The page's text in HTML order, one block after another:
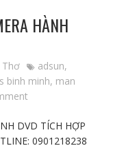
HÀNH
Thơ adsun,
binh minh, man
DVD TÍCH HỢP
0901218238